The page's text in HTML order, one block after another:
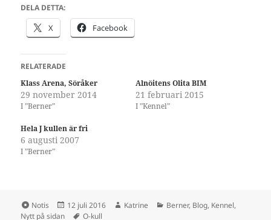
DELA DETTA:
X Facebook
RELATERADE
Klass Arena, Söråker
29 november 2014
I ”Berner”
Alnöitens Olita BIM
21 februari 2015
I ”Kennel”
Hela J kullen är fri
6 augusti 2007
I ”Berner”
Format
Notis Postat
12 juli 2016 Författare
Katrine Kategorier
Berner, Blog, Kennel,
Nytt på sidan
Taggar
O-kull